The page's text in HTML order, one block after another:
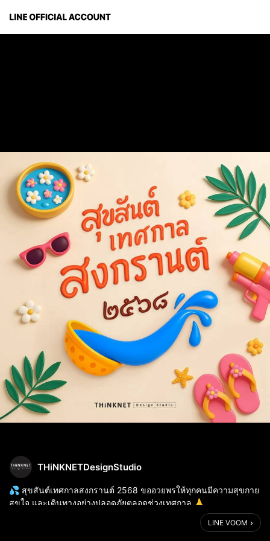
THiNKNETDesignStudio
💦 สุขสันต์เทศกาลสงกรานต์ 2568 ขออวยพรให้ทุกคนมีความสุขกาย
สุขใจ และเดินทางอย่างปลอดภัยตลอดช่วงเทศกาล 🙏
เนื่องในเทศกาลปีใหม่ไทยนี้ 𝐓𝐇𝐢𝐍𝐊𝐍𝐄𝐓 𝐃𝐞𝐬𝐢𝐠𝐧 𝐒𝐭𝐮𝐝𝐢𝐨 แจ้งหยุด
LINE VOOM